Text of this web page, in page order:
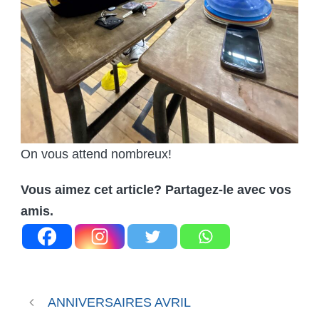
On vous attend nombreux!
Vous aimez cet article? Partagez-le avec vos
amis.
ANNIVERSAIRES AVRIL